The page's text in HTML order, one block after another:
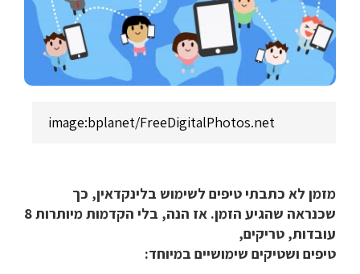
image:bplanet/FreeDigitalPhotos.net
מזמן לא כתבתי טיפים לשימוש בלינקדאין, כך
שכנראה שהגיע הזמן. אז הנה, בלי הקדמות מיותרות 8
עובדות, טריקים,
טיפים ושטיקים שימושיים במיוחד: